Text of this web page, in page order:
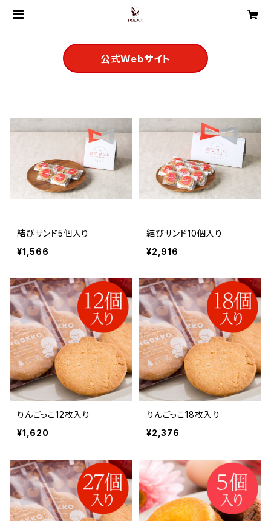
公式Webサイト
結びサンド5個入り
¥1,566
結びサンド10個入り
¥2,916
りんごっこ12枚入り
¥1,620
りんごっこ18枚入り
¥2,376